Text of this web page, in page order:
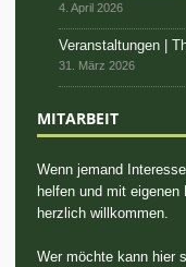
4. April 2026
Veranstaltungen |
31. März 2026
MITARBEIT
Wenn jemand
helfen und mit
herzlich willkommen.
Wer möchte kann hier